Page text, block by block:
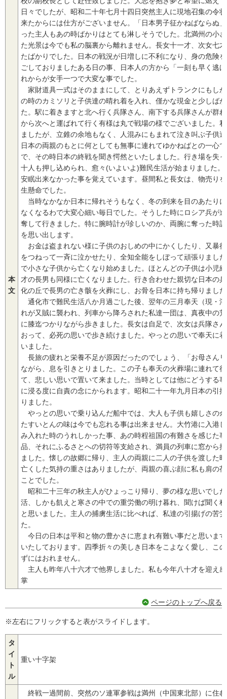
本
文
日々でしたが、昭和二十年七月十四日突然主人に現地召集の令
来たからには仕方がございません。「日本男子征かねばならぬ
った主人もあの時ばかりはとても淋しそうでした。北満州の小
た光景は今でも私の脳裏から離れません。長女十一才、次女七
たばかりでした。日本の戦況が日増しに不利になり、身の危険
ごしておりましたある日の事、日本人の方から「一刻も早く逃
れからが女手一つで大変な事でした。
家財道具一式はそのままにして、とりあえずトランクにもし
の時のカミソリと子供達の晴れ着を入れ、僅かな現金と少しば
た。駅に着きますと北へ行く兵隊さん、南下する兵隊さんが群
から次へと運ばれて行く有様は丸で戦場の様でございました。
ましたが、立錐の余地もなく、人混みにもまれて泣き叫ぶ子供
日本の両親のもとに何としても無事に連れてゆかねばとの一心
で、その時日本の終戦を聞き愕然といたしました。行き場を失
十人も押し込められ、愈々(いよいよ)難民生活が始まりました
安眠出来なかった事を覚えています。昼間私と長女は、物売り
生懸命でした。
当時なかなか日本に帰れそうもなく、冬の到来を目のあたり
なくなるわで大変心細い毎日でした。そうした時にロシア兵が
奪して行きました。特に腕時計が珍しいのか、両腕に奪った時
を思い出します。
お金は盗まれない様に子供のおしめの中にかくしたり、又暴
をつねって一斉に泣かせたり、全知全能をしぼって頑張りまし
で小さな子供から亡くなり始めました。ほとんどの子供は小児
才の長男も同様に亡くなりました。行き合わせた親切な日本の
化の丘で長男の亡き骸を火葬にし、お骨を日本に持ち帰りまし
通化市で難民生活八か月過ごした後、翌年の三月奉天（現・
れが又賊に襲われ、列車から降ろされた私達一団は、真夜中の
に膝迄つかりながら歩きました。長女は自足で、次女は兵隊さ
おって、必死の思いで歩き続けました。やっとの思いで奉天に
いました。
長旅の疲れと栄養不足が原因だったのでしょう、「お母さん
ながら、息を引きとりました。この子も奉天の火葬場に連れて
て、悲しい思いで置いて来ました。当時としては他にどうする
に浸る度に自責の念にかられます。昭和二十一年九月日本の引
りました。
やっとの思いで乗り込んだ船中では、大人も子供も嬉しさの
たすいとんの味は今でも忘れる事は出来ません。大竹港に入港
み入れた時のうれしかった事、あの時程祖国の有難さを感じた
品、それにふるさとへの切符等支給され、満員の列車に窓から
ました。懐しの故郷に帰り、主人の両親に二人の子供を渡した
亡くした気持の重さはありましたが、両親の喜ぶ顔に私も肩の
ことでした。
昭和二十三年の秋主人がひょっこり帰り、夢の様な思いでし
活、しかも飢えと寒さの中での重労働の明け暮れ、聞けば聞く
と思いました。主人の捕虜生活に比べれば、私達の引揚げの苦
た。
今日の日本は平和と物の豊かさに恵まれ有難い事だと思いま
いたしております。四季折々の美しき日本をこよなく愛し、こ
ずにはおれません。
主人も昨年八十六才で他界しました。私も今年八十才を迎え
掌
ページのトップへ戻る
※左右にフリックすると表がスライドします。
タ
イ
ト
ル
重い十字架
終戦一過間前、突然のソ連軍参戦は満州（中国東北部）に住